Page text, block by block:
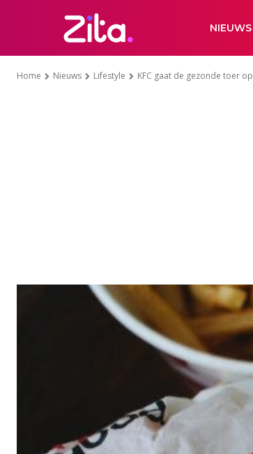
NIEUWS
Home Nieuws Lifestyle KFC gaat de gezonde toer op